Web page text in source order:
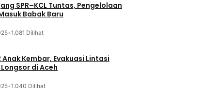
SPR–KCL Tuntas, Pengelolaan
Babak Baru
•1.081 Dilihat
Anak Kembar, Evakuasi Lintasi
di Aceh
•1.040 Dilihat